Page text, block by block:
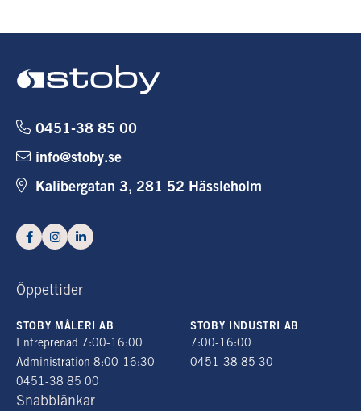
0451-38 85 00
info@stoby.se
Kalibergatan 3, 281 52 Hässleholm
Öppettider
STOBY MÅLERI AB
Entreprenad 7:00-16:00
Administration 8:00-16:30
0451-38 85 00
STOBY INDUSTRI AB
7:00-16:00
0451-38 85 30
Snabblänkar